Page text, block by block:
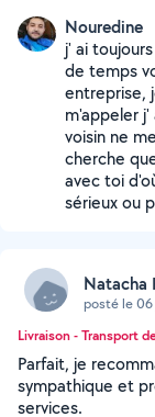
Nouredine
j' ai
de temps
entreprise,
m'appeler
voisin ne
cherche
avec toi
sérieux ou
Natacha
posté le
Livraison - Transport
Parfait, je
sympathique et
services.